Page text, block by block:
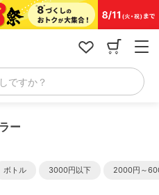
ですか？
ー
ボトル 3000円以下 2000円～